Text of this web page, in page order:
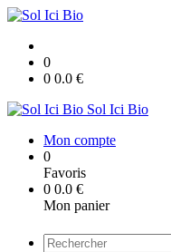
0
0 0.0 €
Sol Ici Bio
Mon compte
0
Favoris
0 0.0 €
Mon panier